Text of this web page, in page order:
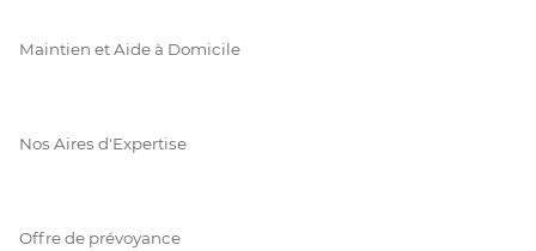
Maintien et Aide à Domicile
Nos Aires d'Expertise
Offre de prévoyance